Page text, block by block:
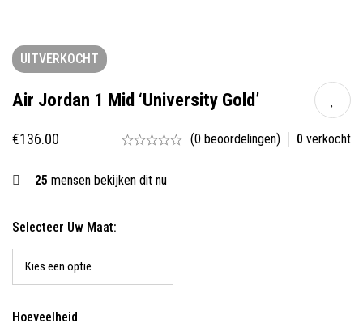
UITVERKOCHT
Air Jordan 1 Mid ‘University Gold’
€136.00 (0 beoordelingen) 0 verkocht
25 mensen bekijken dit nu
Selecteer Uw Maat:
Hoeveelheid